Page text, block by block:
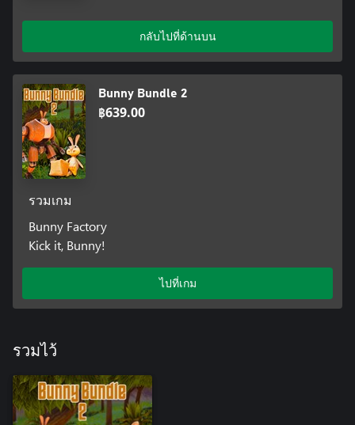
กลับไปที่ด้านบน
Bunny Bundle 2
฿639.00
รวมเกม
Bunny Factory
Kick it, Bunny!
ไปที่เกม
รวมไว้